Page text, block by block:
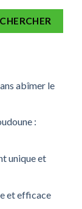
abîmer le
:
unique et
et efficace